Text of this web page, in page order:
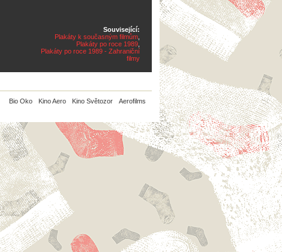
Související:
Plakáty k současným filmům
Plakáty po roce 1989
Plakáty po roce 1989 - Zahraniční
filmy
Bio Oko Kino Aero Kino Světozor Aerofilms